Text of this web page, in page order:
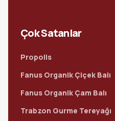
Çok Satanlar
Propolis
Fanus Organik Çiçek Balı
Fanus Organik Çam Balı
Trabzon Gurme Tereyağı